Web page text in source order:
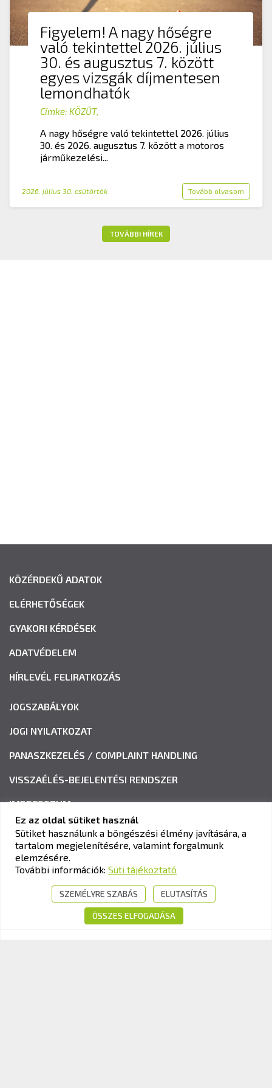
Figyelem! A nagy hőségre
való tekintettel 2026. július
30. és augusztus 7. között
egyes vizsgák díjmentesen
lemondhatók
Címke: KÖZÚT,
A nagy hőségre való tekintettel 2026. július
30. és 2026. augusztus 7. között a motoros
járműkezelési...
2026. július 30. csütörtök Tovább olvasom
TOVÁBBI HÍREK
KÖZÉRDEKŰ ADATOK
ELÉRHETŐSÉGEK
GYAKORI KÉRDÉSEK
ADATVÉDELEM
HÍRLEVÉL FELIRATKOZÁS
JOGSZABÁLYOK
JOGI NYILATKOZAT
PANASZKEZELÉS / COMPLAINT HANDLING
VISSZAÉLÉS-BEJELENTÉSI RENDSZER
IMPRESSZUM
KAV KÖZLEKEDÉSI ALKALMASSÁGI ÉS VIZSGAKÖZPONT
Cím:1033 Budapest, Polgár utca 8-10.
+36-1-510-0101
info@kavk.hu
Ez az oldal sütiket használ
Sütiket használunk a böngészési élmény javítására, a
tartalom megjelenítésére, valamint forgalmunk
elemzésére.
További információk: Süti tájékoztató
SZEMÉLYRE SZABÁS ELUTASÍTÁS
ÖSSZES ELFOGADÁSA